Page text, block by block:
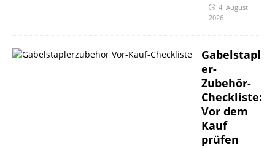
4. August
2026
Gabelstapl
er-
Zubehör-
Checkliste:
Vor dem
Kauf
prüfen